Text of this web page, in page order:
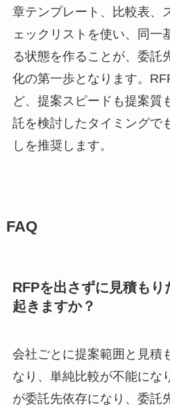
章テンプレート、比較表、
ェックリストを使い、同一
る状態を作ることが、委託
化の第一歩となります。
ど、提案スピードも提案質
託を検討したタイミングで
しを推奨します。
FAQ
RFPを出さずに見積も
起きますか？
会社ごとに提案範囲と見積
なり、単純比較が不能にな
が委託先依存になり、委託